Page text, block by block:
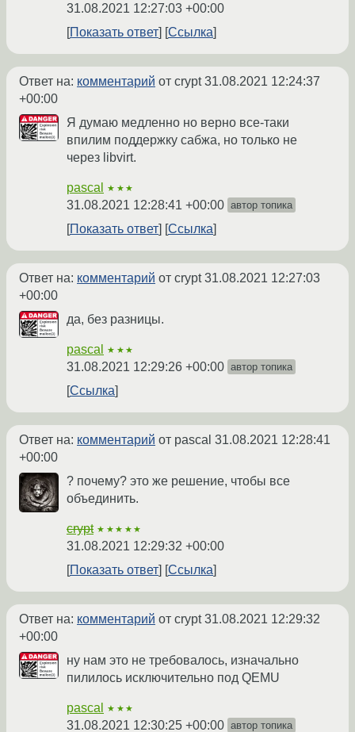
31.08.2021 12:27:03 +00:00
Показать ответ
Ссылка
Ответ на: комментарий от crypt31.08.2021 12:24:37
+00:00
Я думаю медленно но верно все-таки
впилим поддержку сабжа, но только не
через libvirt.
pascal ★★★
31.08.2021 12:28:41 +00:00 автор топика
Показать ответ Ссылка
Ответ на: комментарий от crypt31.08.2021 12:27:03
+00:00
да, без разницы.
pascal ★★★
31.08.2021 12:29:26 +00:00 автор топика
Ссылка
Ответ на: комментарий от pascal 31.08.2021 12:28:41
+00:00
? почему? это же решение, чтобы все
объединить.
crypt ★★★★★
31.08.2021 12:29:32 +00:00
Показать ответ
Ссылка
Ответ на: комментарий от crypt31.08.2021 12:29:32
+00:00
ну нам это не требовалось, изначально
пилилось исключительно под QEMU
pascal ★★★
31.08.2021 12:30:25 +00:00 автор топика